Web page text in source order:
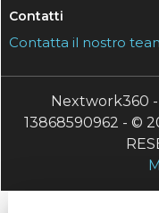
Contatti
Contatta il nostro
Nextwork360
13868590962 - ©